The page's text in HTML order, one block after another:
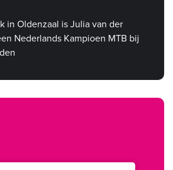
in Oldenzaal is Julia van der
Nederlands Kampioen MTB bij